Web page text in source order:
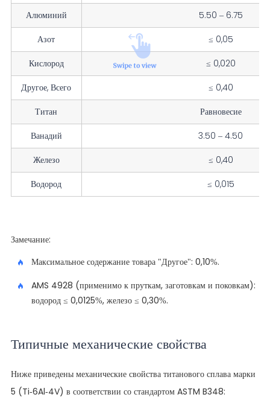
Алюминий
5.50 – 6.75
Азот
≤ 0,05
Кислород
≤ 0,020
Другое, Всего
≤ 0,40
Титан
Равновесие
Ванадий
3.50 – 4.50
Железо
≤ 0,40
Водород
≤ 0,015
Замечание:
Максимальное содержание товара "Другое": 0,10%.
AMS 4928 (применимо к пруткам, заготовкам и поковкам):
водород ≤ 0,0125%, железо ≤ 0,30%.
Типичные механические свойства
Ниже приведены механические свойства титанового сплава марки
5 (Ti-6Al-4V) в соответствии со стандартом ASTM B348: